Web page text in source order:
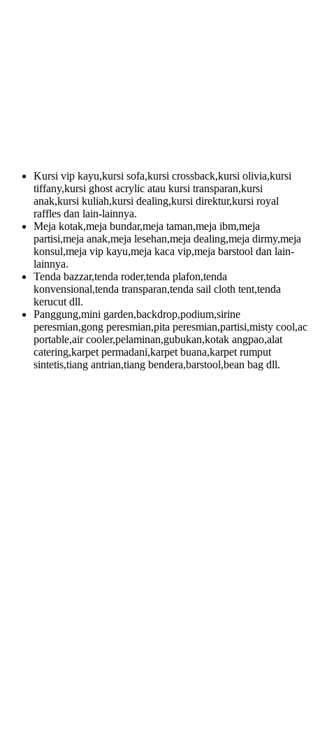
Kursi vip kayu,kursi sofa,kursi crossback,kursi olivia,kursi
tiffany,kursi ghost acrylic atau kursi transparan,kursi
anak,kursi kuliah,kursi dealing,kursi direktur,kursi royal
raffles dan lain-lainnya.
Meja kotak,meja bundar,meja taman,meja ibm,meja
partisi,meja anak,meja lesehan,meja dealing,meja dirmy,meja
konsul,meja vip kayu,meja kaca vip,meja barstool dan lain-
lainnya.
Tenda bazzar,tenda roder,tenda plafon,tenda
konvensional,tenda transparan,tenda sail cloth tent,tenda
kerucut dll.
Panggung,mini garden,backdrop,podium,sirine
peresmian,gong peresmian,pita peresmian,partisi,misty cool,ac
portable,air cooler,pelaminan,gubukan,kotak angpao,alat
catering,karpet permadani,karpet buana,karpet rumput
sintetis,tiang antrian,tiang bendera,barstool,bean bag dll.